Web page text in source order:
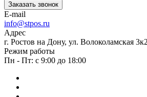
Заказать звонок
E-mail
info@stpos.ru
Адрес
г. Ростов на Дону, ул. Волоколамская 3к2
Режим работы
Пн - Пт: с 9:00 до 18:00